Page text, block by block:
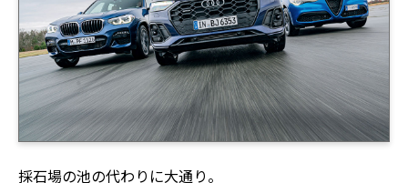
採石場の池の代わりに大通り。